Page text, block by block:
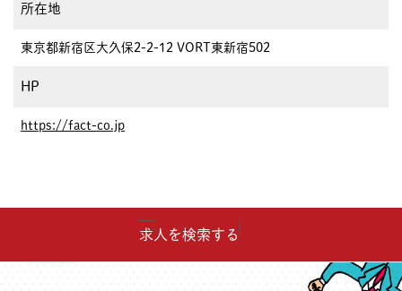
所在地
東京都新宿区大久保2-2-12 VORT東新宿502
HP
https://fact-co.jp
求人を検索する